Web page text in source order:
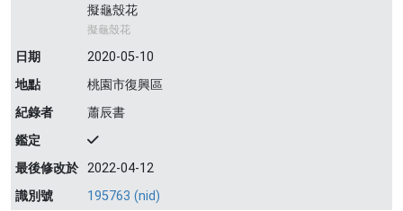
擬龜殼花
擬龜殼花
日期
2020-05-10
地點
桃園市復興區
紀錄者
蕭辰書
鑑定
最後修改於 2022-04-12
識別號
195763 (nid)